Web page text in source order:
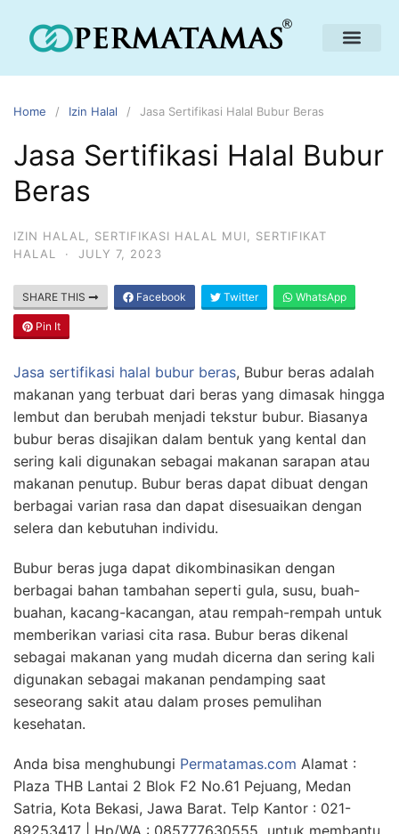
Home Izin Halal Jasa Sertifikasi Halal Bubur Beras
Jasa Sertifikasi Halal Bubur
Beras
IZIN HALAL SERTIFIKASI HALAL MUI
SERTIFIKAT
HALAL
· JULY 7, 2023
SHARE THIS Facebook Twitter WhatsApp
Pin It
Jasa sertifikasi halal bubur beras, Bubur beras adalah
makanan yang terbuat dari beras yang dimasak hingga
lembut dan berubah menjadi tekstur bubur. Biasanya
bubur beras disajikan dalam bentuk yang kental dan
sering kali digunakan sebagai makanan sarapan atau
makanan penutup. Bubur beras dapat dibuat dengan
berbagai varian rasa dan dapat disesuaikan dengan
selera dan kebutuhan individu.
Bubur beras juga dapat dikombinasikan dengan
berbagai bahan tambahan seperti gula, susu, buah-
buahan, kacang-kacangan, atau rempah-rempah untuk
memberikan variasi cita rasa. Bubur beras dikenal
sebagai makanan yang mudah dicerna dan sering kali
digunakan sebagai makanan pendamping saat
seseorang sakit atau dalam proses pemulihan
kesehatan.
Anda bisa menghubungi Permatamas.com Alamat :
Plaza THB Lantai 2 Blok F2 No.61 Pejuang, Medan
Satria, Kota Bekasi, Jawa Barat. Telp Kantor : 021-
89253417 | Hp/WA : 085777630555 untuk membantu